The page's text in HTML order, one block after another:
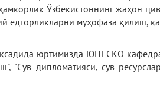
Ўзбекистоннинг жаҳон
ёдгорликларни муҳофаза қилиш,
юртимизда ЮНЕСКО
"Сув дипломатияси, сув